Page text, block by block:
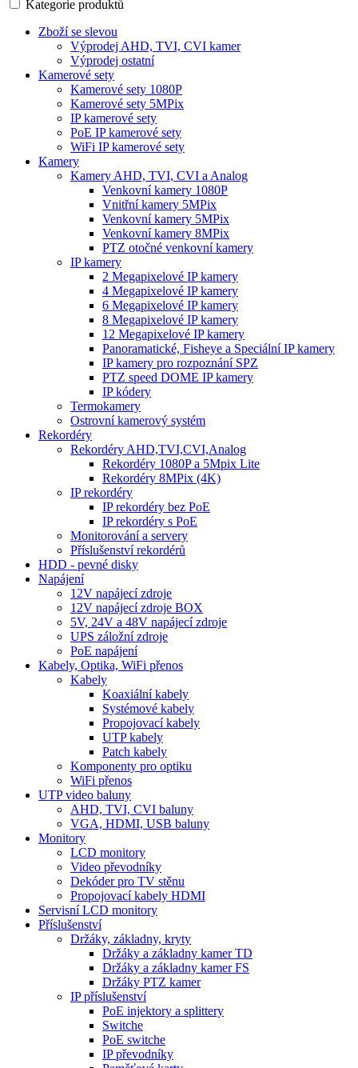
Kategorie produktů
Zboží se slevou
Výprodej AHD, TVI, CVI kamer
Výprodej ostatní
Kamerové sety
Kamerové sety 1080P
Kamerové sety 5MPix
IP kamerové sety
PoE IP kamerové sety
WiFi IP kamerové sety
Kamery
Kamery AHD, TVI, CVI a Analog
Venkovní kamery 1080P
Vnitřní kamery 5MPix
Venkovní kamery 5MPix
Venkovní kamery 8MPix
PTZ otočné venkovní kamery
IP kamery
2 Megapixelové IP kamery
4 Megapixelové IP kamery
6 Megapixelové IP kamery
8 Megapixelové IP kamery
12 Megapixelové IP kamery
Panoramatické, Fisheye a Speciální IP kamery
IP kamery pro rozpoznání SPZ
PTZ speed DOME IP kamery
IP kódery
Termokamery
Ostrovní kamerový systém
Rekordéry
Rekordéry AHD,TVI,CVI,Analog
Rekordéry 1080P a 5Mpix Lite
Rekordéry 8MPix (4K)
IP rekordéry
IP rekordéry bez PoE
IP rekordéry s PoE
Monitorování a servery
Příslušenství rekordérů
HDD - pevné disky
Napájení
12V napájecí zdroje
12V napájecí zdroje BOX
5V, 24V a 48V napájecí zdroje
UPS záložní zdroje
PoE napájení
Kabely, Optika, WiFi přenos
Kabely
Koaxiální kabely
Systémové kabely
Propojovací kabely
UTP kabely
Patch kabely
Komponenty pro optiku
WiFi přenos
UTP video baluny
AHD, TVI, CVI baluny
VGA, HDMI, USB baluny
Monitory
LCD monitory
Video převodníky
Dekóder pro TV stěnu
Propojovací kabely HDMI
Servisní LCD monitory
Příslušenství
Držáky, základny, kryty
Držáky a základny kamer TD
Držáky a základny kamer FS
Držáky PTZ kamer
IP příslušenství
PoE injektory a splittery
Switche
PoE switche
IP převodníky